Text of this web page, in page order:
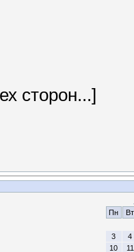
сторон...]
Пн
Вт
3
4
10
11